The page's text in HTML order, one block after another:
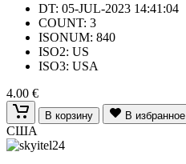
DT: 05-JUL-2023 14:41:04
COUNT: 3
ISONUM: 840
ISO2: US
ISO3: USA
4.00 €
В корзину В избранное
США